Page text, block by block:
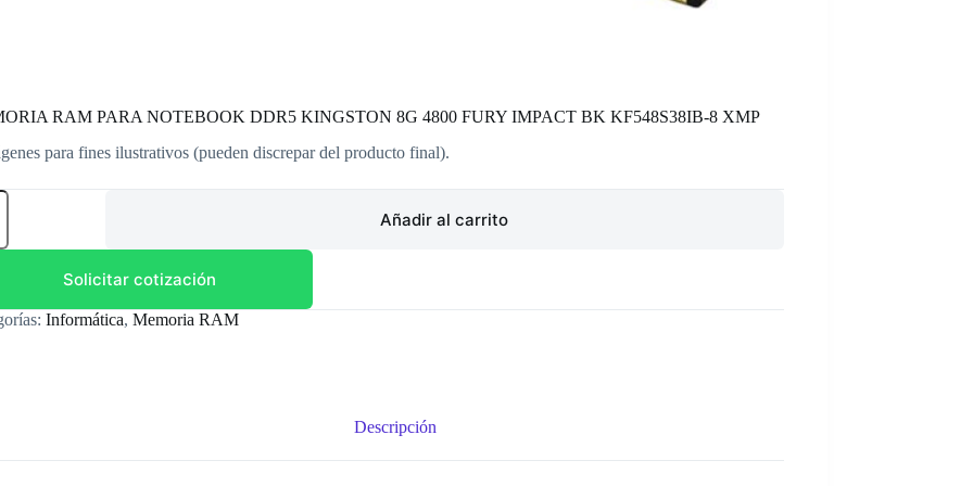
RAM PARA NOTEBOOK DDR5 KINGSTON 8G 4800 FURY IMPACT BK KF548S38IB-8 XMP
para fines ilustrativos (pueden discrepar del producto final).
Añadir al carrito
Solicitar cotización
Informática, Memoria RAM
Descripción